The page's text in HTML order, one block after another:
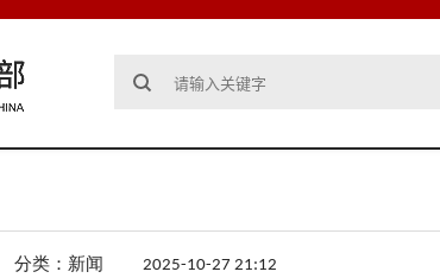
分类：新闻 2025-10-27 21:12